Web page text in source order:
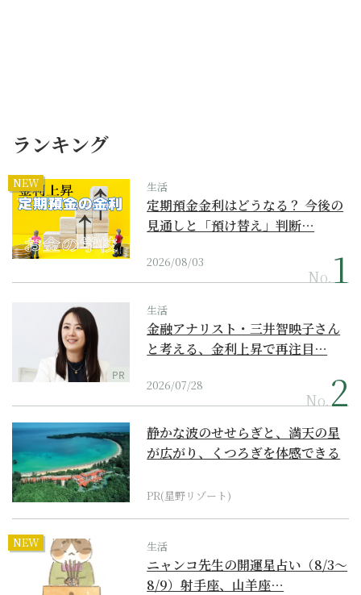
ランキング
NEW 生活
定期預金金利はどうなる？ 今後の
見通しと「預け替え」判断…
2026/08/03
No.
PR
生活
金融アナリスト・三井智映子さん
と考える、金利上昇で再注目…
2026/07/28
No.
静かな波のせせらぎと、満天の星
が広がり、くつろぎを体感できる
PR(星野リゾート)
NEW 生活
ニャンコ先生の開運星占い（8/3～
8/9）射手座、山羊座…